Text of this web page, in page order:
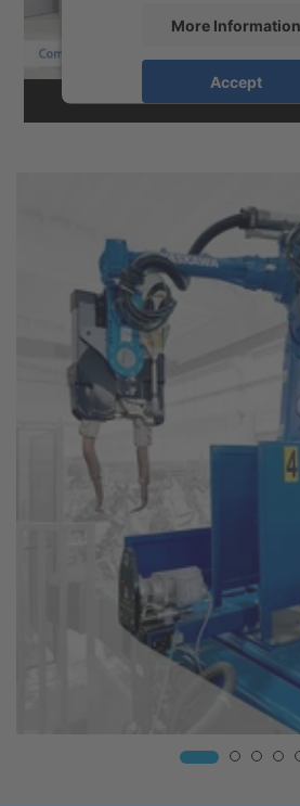
More Information
Accept
powered by